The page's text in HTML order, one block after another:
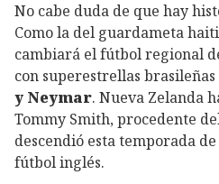
No cabe duda de que hay
Como la del guardameta
cambiará el fútbol regional
con superestrellas brasileñas
y Neymar. Nueva Zelanda
Tommy Smith, procedente
descendió esta temporada
fútbol inglés.